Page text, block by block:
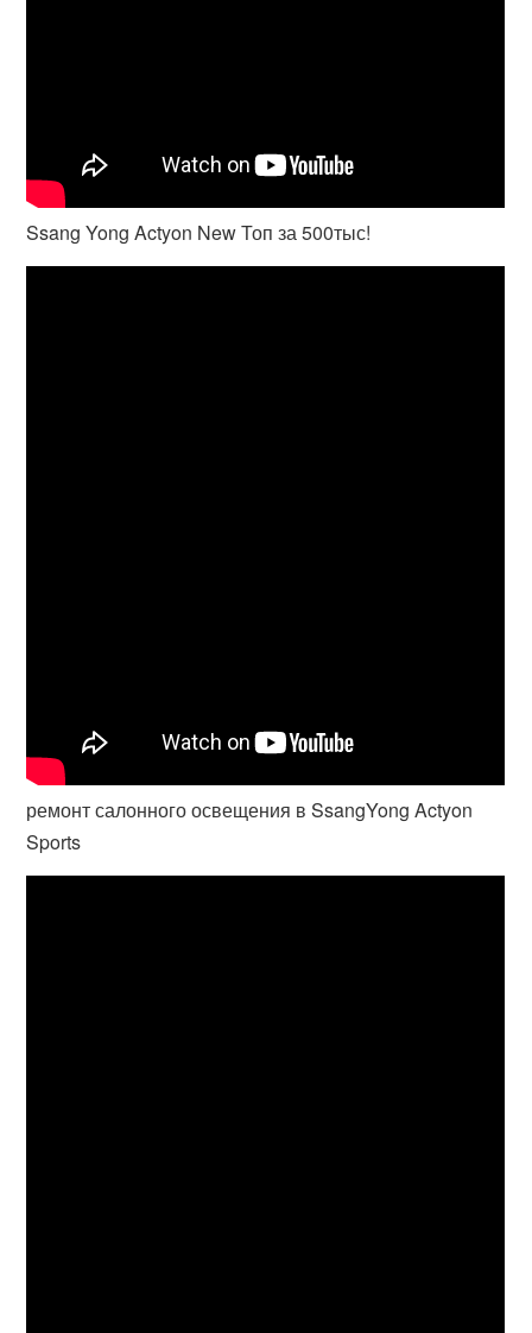
Ssang Yong Actyon New Топ за 500тыс!
ремонт салонного освещения в SsangYong Actyon
Sports